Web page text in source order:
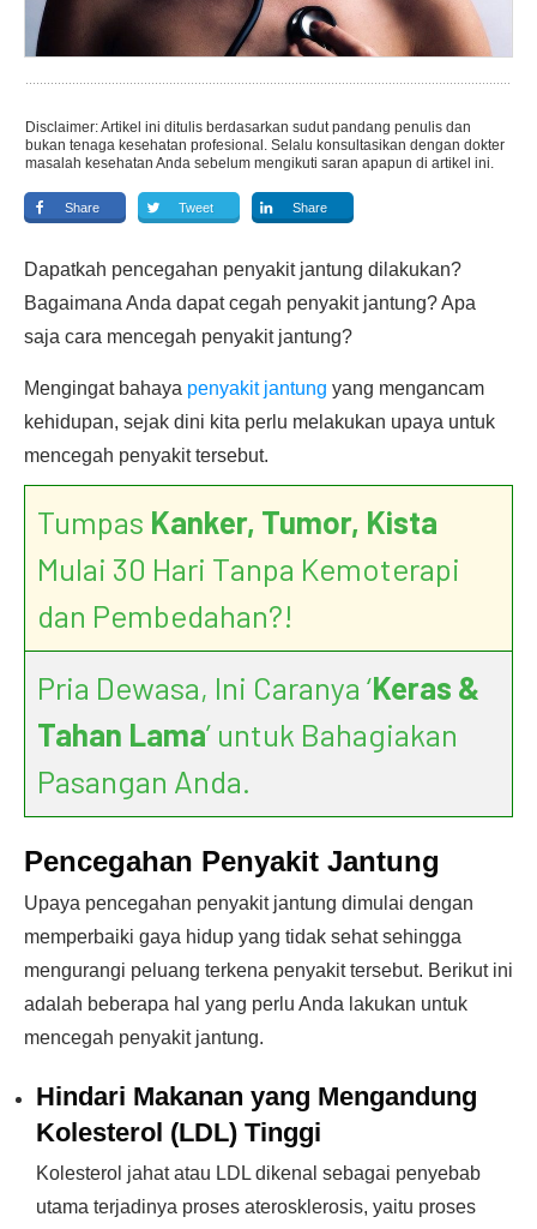
Disclaimer: Artikel ini ditulis berdasarkan sudut pandang penulis dan
bukan tenaga kesehatan profesional. Selalu konsultasikan dengan dokter
masalah kesehatan Anda sebelum mengikuti saran apapun di artikel ini.
Share Tweet Share
Dapatkah pencegahan penyakit jantung dilakukan?
Bagaimana Anda dapat cegah penyakit jantung? Apa
saja cara mencegah penyakit jantung?
Mengingat bahaya penyakit jantung yang mengancam
kehidupan, sejak dini kita perlu melakukan upaya untuk
mencegah penyakit tersebut.
Tumpas Kanker, Tumor, Kista
Mulai 30 Hari Tanpa Kemoterapi
dan Pembedahan?!
Pria Dewasa, Ini Caranya ‘Keras &
Tahan Lama’ untuk Bahagiakan
Pasangan Anda.
Pencegahan Penyakit Jantung
Upaya pencegahan penyakit jantung dimulai dengan
memperbaiki gaya hidup yang tidak sehat sehingga
mengurangi peluang terkena penyakit tersebut. Berikut ini
adalah beberapa hal yang perlu Anda lakukan untuk
mencegah penyakit jantung.
Hindari Makanan yang Mengandung
Kolesterol (LDL) Tinggi
Kolesterol jahat atau LDL dikenal sebagai penyebab
utama terjadinya proses aterosklerosis, yaitu proses